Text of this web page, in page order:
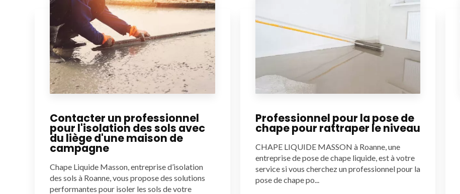
Contacter un professionnel
pour l'isolation des sols avec
du liège d'une maison de
campagne
Chape Liquide Masson, entreprise d’isolation
des sols à Roanne, vous propose des solutions
performantes pour isoler les sols de votre
Professionnel pour la pose de
chape pour rattraper le niveau
CHAPE LIQUIDE MASSON à Roanne, une
entreprise de pose de chape liquide, est à votre
service si vous cherchez un professionnel pour la
pose de chape po...